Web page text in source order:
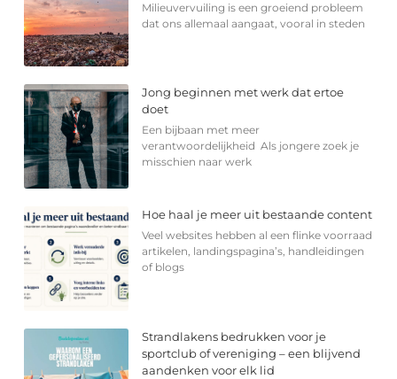
Milieuvervuiling is een groeiend probleem
dat ons allemaal aangaat, vooral in steden
Jong beginnen met werk dat ertoe
doet
Een bijbaan met meer
verantwoordelijkheid Als jongere zoek je
misschien naar werk
Hoe haal je meer uit bestaande content
Veel websites hebben al een flinke voorraad
artikelen, landingspagina’s, handleidingen
of blogs
Strandlakens bedrukken voor je
sportclub of vereniging – een blijvend
aandenken voor elk lid